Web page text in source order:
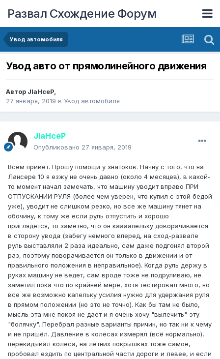
Развал Схождение Форум
Увод автомобиля
Увод авто от прямолинейного движения
Автор JlaHceP,
27 января, 2019 в Увод автомобиля
JlaHceP
Опубликовано 27 января, 2019
Всем привет. Прошу помощи у знатоков. Начну с того, что на
Лансере 10 я езжу не очень давно (около 4 месяцев), в какой-
то момент начал замечать, что машину уводит вправо ПРИ
ОТПУСКАНИИ РУЛЯ (более чем уверен, что купил с этой бедой
уже), уводит не слишком резко, но все же машину тянет на
обочину, к тому же если руль отпустить и хорошо
приглядется, то заметно, что он каааапельку доворачивается
в сторону увода (забегу немного вперед, на сход-развале
руль выставляли 2 раза идеально, сам даже подгонял второй
раз, поэтому поворачивается он только в движении и от
правильного п оложения в неправильное). Когда руль держу в
руках машину не ведет, сам вроде тоже не подруливаю, не
заметил пока что по крайней мере, хотя тестировал много, но
все же возможно капельку усилия нужно для удержания руля
в прямом положении (но это не точно). Как бы там не было,
мысль эта мне покоя не дает и я очень хочу "вы лечить" эту
"болячку". Перебрал разные варианты причин, но так ни к чему
и не пришёл. Давление в колесах измерял (всё нормально),
перекидывал колеса, на летних покрышках тоже самое,
проб овал ездить по центральной части дороги и левее, и если